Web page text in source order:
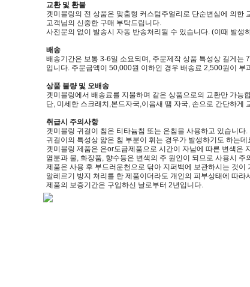
교환 및 환불
겟미블링의 전 상품은 맞춤형 커스텀주얼리로 단순변심에 의한
고객님의 신중한 구매 부탁드립니다.
사전문의 없이 발송시 자동 반송처리될 수 있습니다. (이때 발생
배송
배송기간은 보통 3-6일 소요되며, 주문제작 상품 특성상 길게는
입니다. 주문금액이 50,000원 이하인 경우 배송료 2,500원이 부
상품 불량 및 오배송
겟미블링에서 배송료를 지불하며 같은 상품으로의 교환만 가
단, 미세한 스크래치,본드자국,이음새 땜 자국, 손으로 간단하
취급시 주의사항
겟미블링 귀걸이 침은 티타늄침 또는 은침을 사용하고 있습니
귀걸이의 특성상 얇은 침 부분이 휘는 경우가 발생하기도 하는
겟미블링 제품은 은or도금제품으로 시간이 자남에 따른 변색은
염분과 물, 화장품, 향수등은 변색의 주 원인이 되므로 사용시 주
제품은 사용 후 부드러운천으로 닦아 지퍼백에 보관하시는 것이
알레르기 방지 처리를 한 제품이더라도 개인의 피부상태에 따라
제품의 보증기간은 구입하신 날로부터 2년입니다.